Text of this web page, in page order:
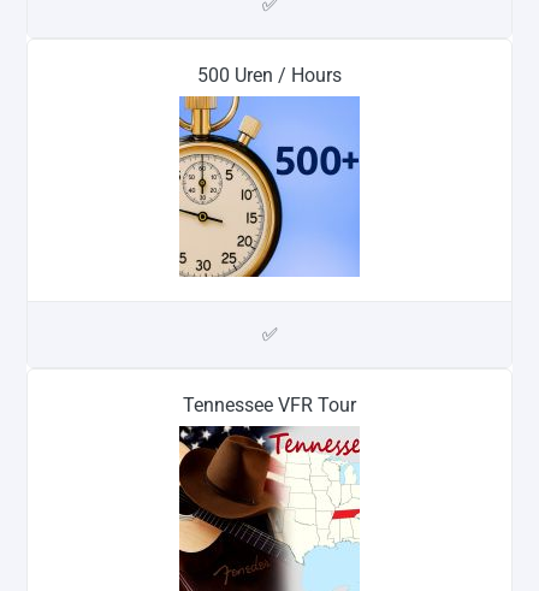
✅
500 Uren / Hours
✅
Tennessee VFR Tour